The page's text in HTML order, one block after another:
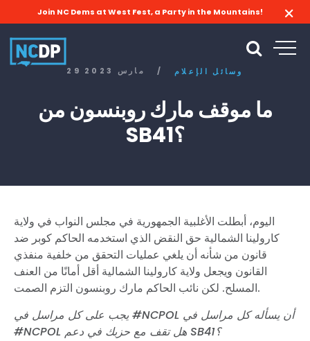
Join NC Dems at West Fest, a Party in the Mountains!
29 مارس 2023 / وسائل الإعلام
ما موقف مارك روبنسون من
SB41؟
اليوم، أبطلت الأغلبية الجمهورية في مجلس النواب في ولاية
كارولينا الشمالية حق النقض الذي استخدمه الحاكم كوبر ضد
قانون من شأنه أن يلغي عمليات التحقق من خلفية منفذي
القانون ويجعل ولاية كارولينا الشمالية أقل أمانًا من العنف
المسلح. لكن نائب الحاكم مارك روبنسون التزم الصمت.
يجب على كل مراسل في #NCPOL أن يسأله كل مراسل في
#NCPOL هل تقف مع حزبك في دعم SB41؟